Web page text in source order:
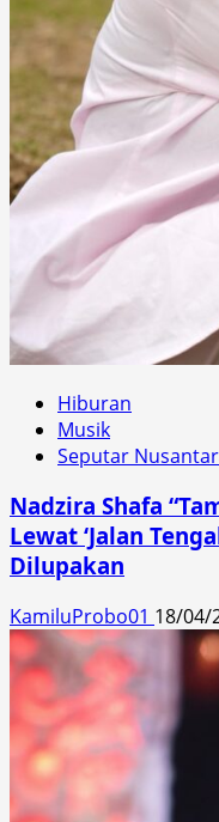
Hiburan
Musik
Seputar
Nadzira Shafa
Lewat ‘Jalan
Dilupakan
KamiluProbo01 18/04/